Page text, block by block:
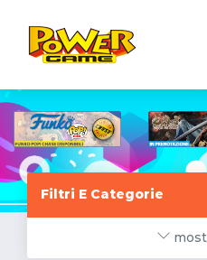
Filtri E Categorie